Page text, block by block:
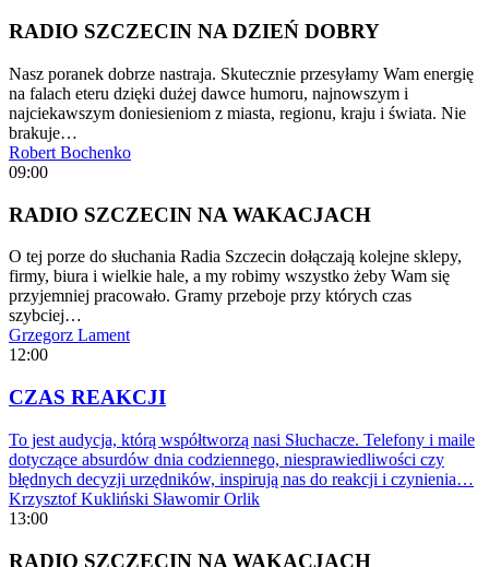
RADIO SZCZECIN NA DZIEŃ DOBRY
Nasz poranek dobrze nastraja. Skutecznie przesyłamy Wam energię
na falach eteru dzięki dużej dawce humoru, najnowszym i
najciekawszym doniesieniom z miasta, regionu, kraju i świata. Nie
brakuje…
Robert Bochenko
09:00
RADIO SZCZECIN NA WAKACJACH
O tej porze do słuchania Radia Szczecin dołączają kolejne sklepy,
firmy, biura i wielkie hale, a my robimy wszystko żeby Wam się
przyjemniej pracowało. Gramy przeboje przy których czas
szybciej…
Grzegorz Lament
12:00
CZAS REAKCJI
To jest audycja, którą współtworzą nasi Słuchacze. Telefony i maile
dotyczące absurdów dnia codziennego, niesprawiedliwości czy
błędnych decyzji urzędników, inspirują nas do reakcji i czynienia…
Krzysztof Kukliński Sławomir Orlik
13:00
RADIO SZCZECIN NA WAKACJACH